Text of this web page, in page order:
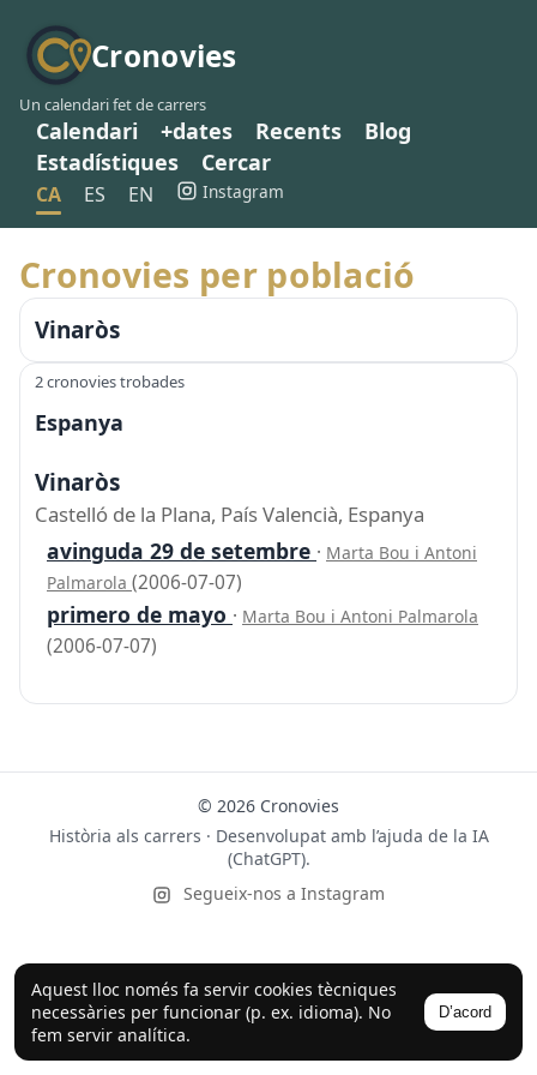
Cronovies
Un calendari fet de carrers
Calendari +dates Recents
Blog
Estadístiques
Cercar
CA ES EN Instagram
Aquest lloc només fa servir cookies tècniques
necessàries per funcionar (p. ex. idioma). No
fem servir analítica.
D’acord
Cronovies per població
Vinaròs
2 cronovies trobades
Espanya
Vinaròs
Castelló de la Plana, País Valencià, Espanya
avinguda 29 de setembre · Marta Bou i Antoni
Palmarola (2006-07-07)
primero de mayo · Marta Bou i Antoni Palmarola
(2006-07-07)
© 2026 Cronovies
Història als carrers · Desenvolupat amb l’ajuda de la IA
(ChatGPT).
Segueix-nos a Instagram